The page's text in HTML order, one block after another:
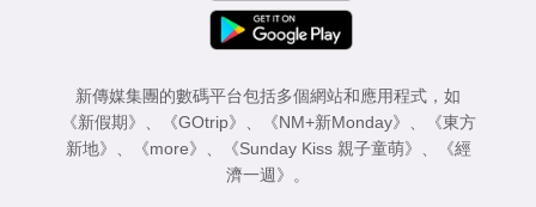
新傳媒集團的數碼平台包括多個網站和應用程式，如
《新假期》
《GOtrip》 《NM+新Monday》
《東方
新地》
《more》 《Sunday Kiss 親子童萌》
《經
濟一週》
。